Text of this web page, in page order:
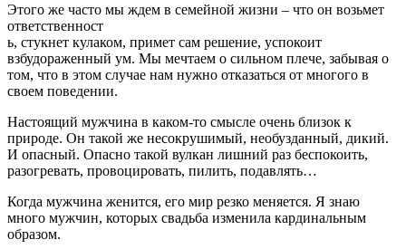
Этого же часто мы ждем в семейной жизни – что он возьмет
ответственност
ь, стукнет кулаком, примет сам решение, успокоит
взбудораженный ум. Мы мечтаем о сильном плече, забывая о
том, что в этом случае нам нужно отказаться от многого в
своем поведении.
Настоящий мужчина в каком-то смысле очень близок к
природе. Он такой же несокрушимый, необузданный, дикий.
И опасный. Опасно такой вулкан лишний раз беспокоить,
разогревать, провоцировать, пилить, подавлять…
Когда мужчина женится, его мир резко меняется. Я знаю
много мужчин, которых свадьба изменила кардинальным
образом.